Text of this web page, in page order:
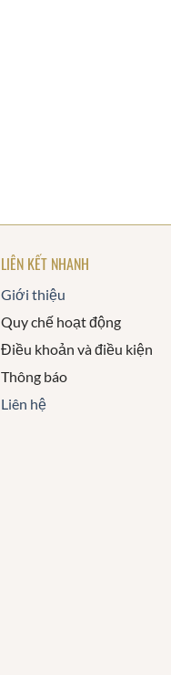
LIÊN KẾT NHANH
Giới thiệu
Quy chế hoạt động
Điều khoản và điều kiện
Thông báo
Liên hệ